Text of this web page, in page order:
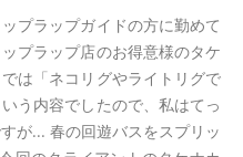
プラップガイドの方に勤めて
プラップ店のお得意様のタケ
は「ネコリグやライトリグで
う内容でしたので、私はてっ
が... 春の回遊バスをスプリッ